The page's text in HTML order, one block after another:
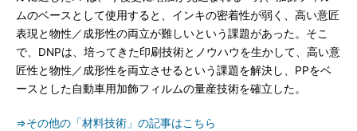
ムのベースとして使用すると、インキの密着性が弱く、高い意匠
表現と物性／成形性の両立が難しいという課題があった。そこ
で、DNPは、培ってきた印刷技術とノウハウを生かして、高い意
匠性と物性／成形性を両立させるという課題を解決し、PPをベ
ースとした自動車用加飾フィルムの量産技術を確立した。
⇒その他の「材料技術」の記事はこちら